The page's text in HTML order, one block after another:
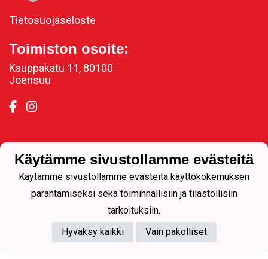
Tietosuojaseloste
Toimiston osoite:
Kauppakatu 11, 80100
Joensuu
Powered by
Käytämme sivustollamme evästeitä
Käytämme sivustollamme evästeitä käyttökokemuksen
parantamiseksi sekä toiminnallisiin ja tilastollisiin
tarkoituksiin.
Hyväksy kaikki
Vain pakolliset